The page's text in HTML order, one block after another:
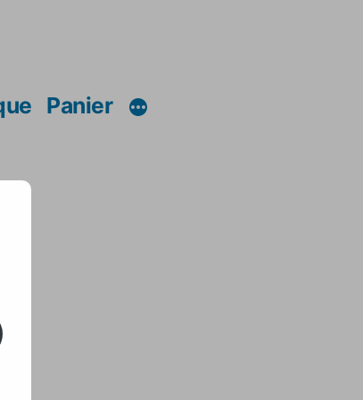
Panier